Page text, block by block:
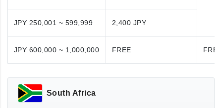
JPY 250,001 ~ 599,999 2,400 JPY
JPY 600,000 ~ 1,000,000 FREE FREE
South Africa